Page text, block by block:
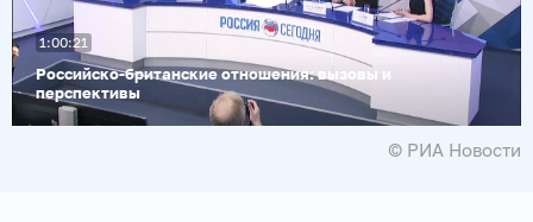
Воспроизвести
видео
Российско-британские отношения: вызовы и
перспективы
1:00:21
© РИА Новости